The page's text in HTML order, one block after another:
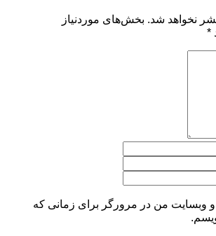
نخواهد شد. بخش‌های موردنیاز
*
و وبسایت من در مرورگر برای زمانی که